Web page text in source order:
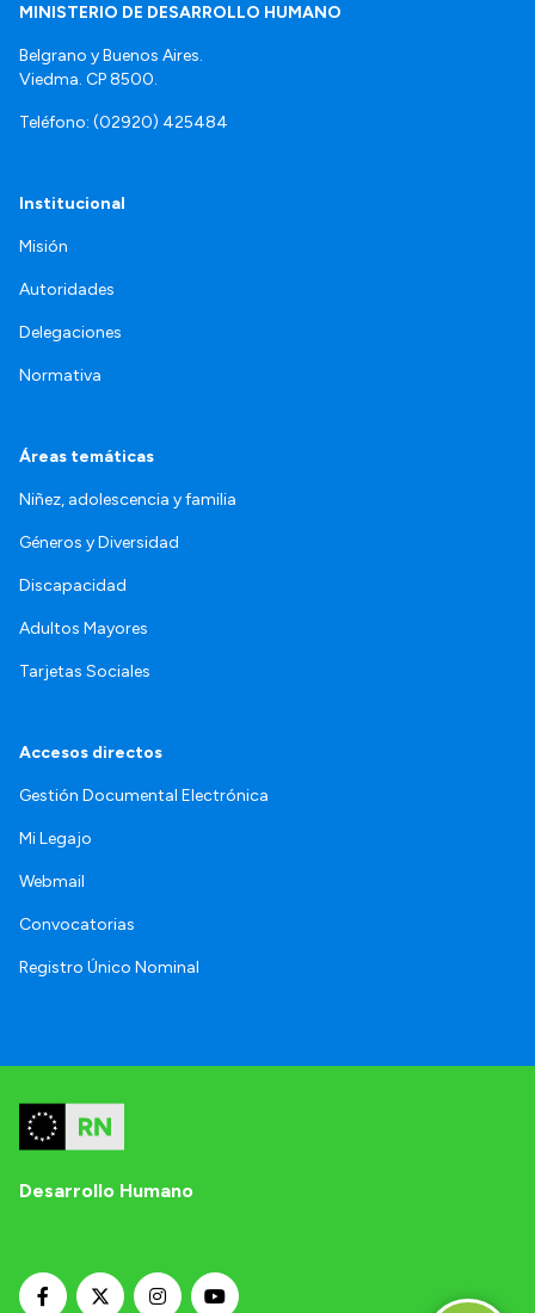
MINISTERIO DE DESARROLLO HUMANO
Belgrano y Buenos Aires.
Viedma. CP 8500.
Teléfono: (02920) 425484
Institucional
Misión
Autoridades
Delegaciones
Normativa
Áreas temáticas
Niñez, adolescencia y familia
Géneros y Diversidad
Discapacidad
Adultos Mayores
Tarjetas Sociales
Accesos directos
Gestión Documental Electrónica
Mi Legajo
Webmail
Convocatorias
Registro Único Nominal
Desarrollo Humano